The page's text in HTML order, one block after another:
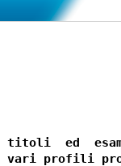
titoli  ed
vari profili